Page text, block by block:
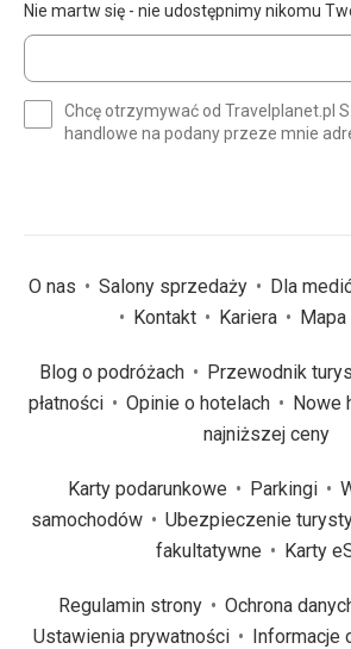
Nie martw się - nie udostępnimy nikomu
Wprowadź
swój
(wymagane)
Chcę otrzymywać od Travelplanet.pl
handlowe na podany przeze mnie
O nas Salony sprzedaży Dla
Kontakt
Kariera
Blog o podróżach Przewodnik
płatności
Opinie o hotelach Nowe
najniższej ceny
Karty podarunkowe Parkingi
samochodów
Ubezpieczenie
fakultatywne
Karty
Regulamin strony
Ochrona
Ustawienia prywatności
Informacje